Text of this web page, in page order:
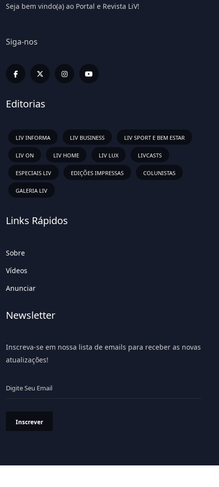
Seja bem vindo(a) ao Portal e Revista LiV!
Siga-nos
Editorias
LIV INFORMA LIV BUSINESS LIV SPORT E BEM ESTAR
LIV ON LIV HOME LIV LUX LIVCASTS
ESPECIAIS LIV EDIÇÕES IMPRESSAS COLUNISTAS
GALERIA LIV
Links Rápidos
Sobre
Vídeos
Anunciar
Newsletter
Inscreva-se em nossa lista de emails para receber as novas
atualizações!
Inscrever